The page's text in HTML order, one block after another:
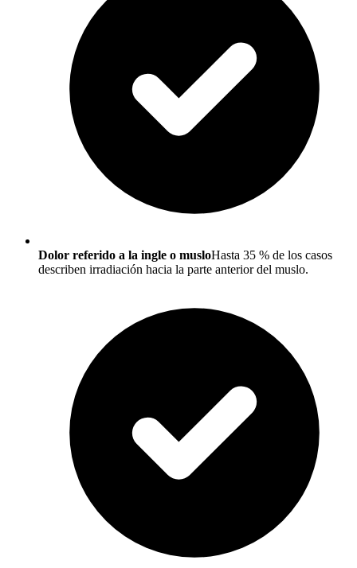
Dolor referido a la ingle o musloHasta 35 % de los casos
describen irradiación hacia la parte anterior del muslo.